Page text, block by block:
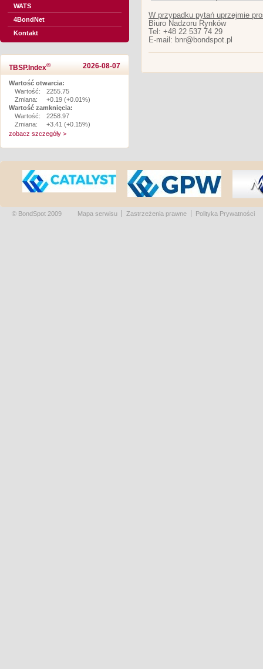
WATS
4BondNet
Kontakt
TBSP.Index® 2026-08-07
Wartość otwarcia:
Wartość:
2255.75
Zmiana:
+0.19 (+0.01%)
Wartość zamknięcia:
Wartość:
2258.97
Zmiana:
+3.41 (+0.15%)
zobacz szczegóły >
W przypadku pytań uprzejmie
Biuro Nadzoru Rynków
Tel: +48 22 537 74 29
E-mail: bnr@bondspot.pl
© BondSpot 2009 Mapa serwisu Zastrzeżenia prawne Polityka Prywatności